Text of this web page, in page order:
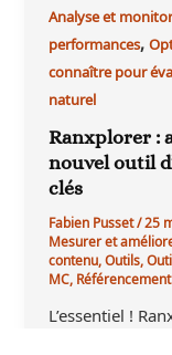
Analyse et
performances,
connaître pour
naturel
Ranxplorer :
nouvel outil
clés
Fabien Pusset/25
Mesurer et
contenu,Outils,
MC,
L’essentiel !